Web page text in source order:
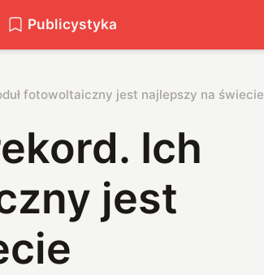
Publicystyka
fotowoltaiczny jest najlepszy na świecie
Ich
jest